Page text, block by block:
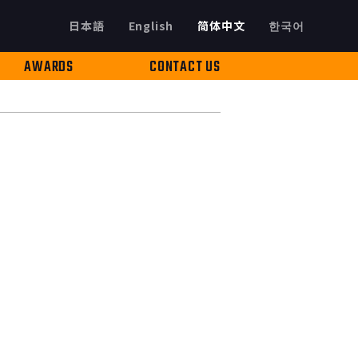
日本語 한국어
English 简体中文
AWARDS CONTACT US